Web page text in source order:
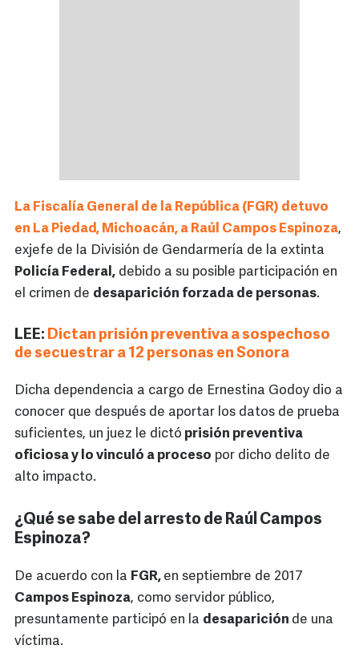
La Fiscalía General de la República (FGR) detuvo
en La Piedad, Michoacán, a Raúl Campos Espinoza,
exjefe de la División de Gendarmería de la extinta
Policía Federal, debido a su posible participación en
el crimen de desaparición forzada de personas.
LEE: Dictan prisión preventiva a sospechoso
de secuestrar a 12 personas en Sonora
Dicha dependencia a cargo de Ernestina Godoy dio a
conocer que después de aportar los datos de prueba
suficientes, un juez le dictó prisión preventiva
oficiosa y lo vinculó a proceso por dicho delito de
alto impacto.
¿Qué se sabe del arresto de Raúl Campos
Espinoza?
De acuerdo con la FGR, en septiembre de 2017
Campos Espinoza, como servidor público,
presuntamente participó en la desaparición de una
víctima.